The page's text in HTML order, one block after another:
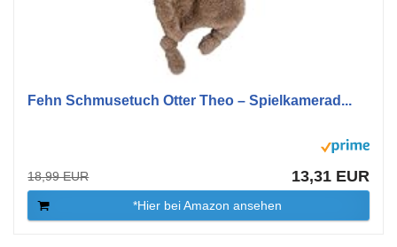
Fehn Schmusetuch Otter Theo – Spielkamerad...
18,99 EUR 13,31 EUR
*Hier bei Amazon ansehen